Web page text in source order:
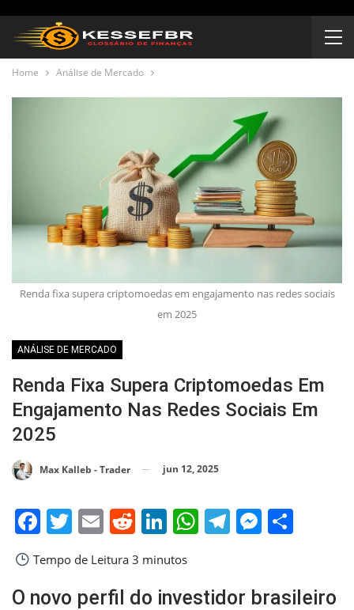
Home Análise de Mercado
Renda fixa supera criptomoedas em engajamento nas redes sociais
em 2025
ANÁLISE DE MERCADO
Renda Fixa Supera Criptomoedas Em
Engajamento Nas Redes Sociais Em
2025
Max Kalleb - Trader jun 12, 2025
Facebook
Twitter
EmailReddit
LinkedIn
WhatsApp
Telegram
Tempo de Leitura 3 minutos
O novo perfil do investidor brasileiro